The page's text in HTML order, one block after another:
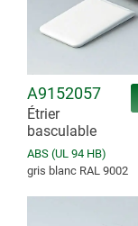
A9152057
Étrier
basculable
ABS (UL 94 HB)
gris blanc RAL 9002